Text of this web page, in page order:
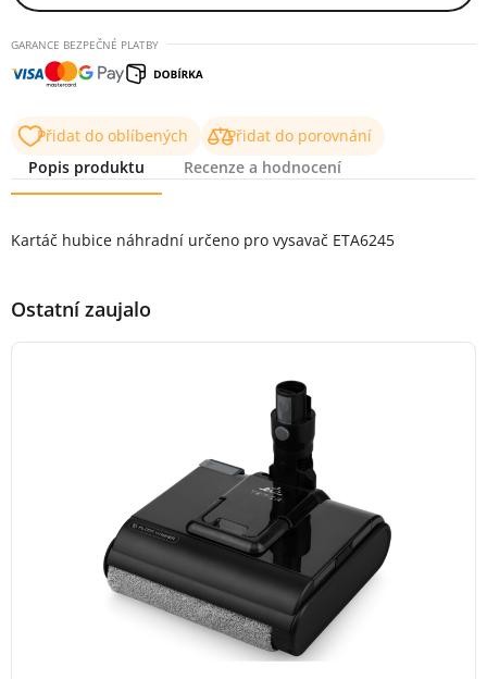
GARANCE BEZPEČNÉ PLATBY
Přidat do oblíbených
Přidat do porovnání
Popis produktu
Recenze a hodnocení
Kartáč hubice náhradní určeno pro vysavač ETA6245
Ostatní zaujalo